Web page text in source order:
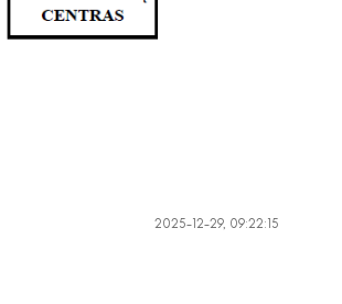
2025-12-29, 09:22:15